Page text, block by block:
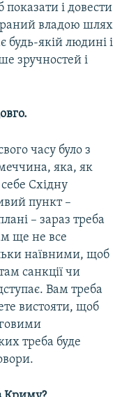
показати і довести
владою шлях
будь-якій людині і
зручностей і
часу було з
яка, як
Східну
пункт –
– зараз треба
ще не все
наївними, щоб
санкції чи
Вам треба
вистояти, щоб
треба буде